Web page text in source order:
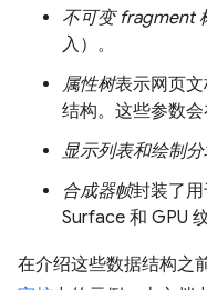
不可变 fragment
入）。
属性树表示网页
结构。这些参数会
显示列表和绘制
合成器帧封装了
Surface 和 GPU
在介绍这些数据结构之